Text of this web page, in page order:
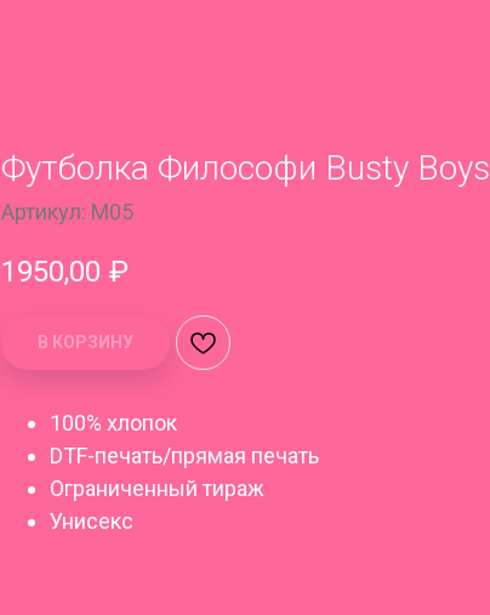
Футболка Философи Busty Boys
Артикул: M05
1950,00 ₽
В КОРЗИНУ
100% хлопок
DTF-печать/прямая печать
Ограниченный тираж
Унисекс